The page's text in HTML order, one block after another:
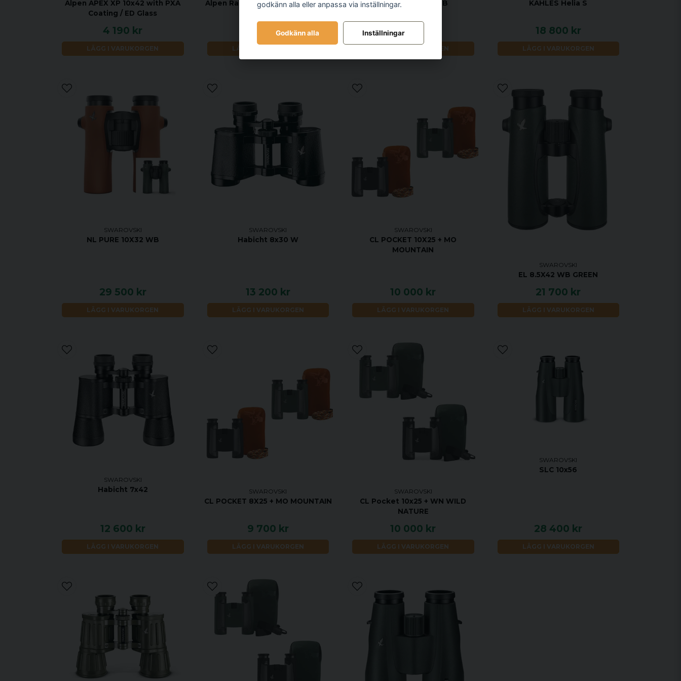
Alpen APEX XP 10x42 with PXA
Coating / ED Glass
4 190 kr
LÄGG I VARUKORGEN
Alpen Rainier 10x42 HD Binocular
9 990 kr
LÄGG I VARUKORGEN
NL PURE 8X32 WB
28 900 kr
LÄGG I VARUKORGEN
KAHLES Helia S
18 800 kr
LÄGG I VARUKORGEN
SWAROVSKI
NL PURE 10X32 WB
29 500 kr
LÄGG I VARUKORGEN
SWAROVSKI
Habicht 8x30 W
13 200 kr
LÄGG I VARUKORGEN
SWAROVSKI
CL POCKET 10X25 + MO
MOUNTAIN
10 000 kr
LÄGG I VARUKORGEN
SWAROVSKI
EL 8.5X42 WB GREEN
21 700 kr
LÄGG I VARUKORGEN
SWAROVSKI
Habicht 7x42
12 600 kr
LÄGG I VARUKORGEN
SWAROVSKI
CL POCKET 8X25 + MO MOUNTAIN
9 700 kr
LÄGG I VARUKORGEN
SWAROVSKI
CL Pocket 10x25 + WN WILD
NATURE
10 000 kr
LÄGG I VARUKORGEN
SWAROVSKI
SLC 10x56
28 400 kr
LÄGG I VARUKORGEN
godkänn alla eller anpassa via inställningar.
Godkänn alla Inställningar